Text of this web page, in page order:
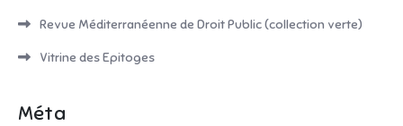
Revue Méditerranéenne de Droit Public (collection verte)
Vitrine des Epitoges
Méta